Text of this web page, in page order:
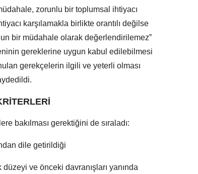
zorunlu bir toplumsal ihtiyacı
karşılamakla birlikte orantılı değilse
bir müdahale olarak değerlendirilemez”
gereklerine uygun kabul edilebilmesi
gerekçelerin ilgili ve yeterli olması
bakılması gerektiğini de sıraladı:
dile getirildiği
ve önceki davranışları yanında